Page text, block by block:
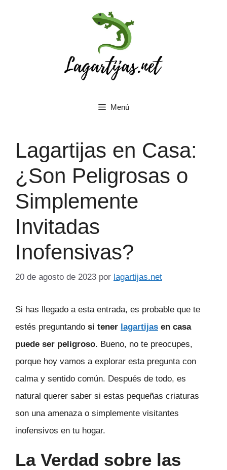
Menú
Lagartijas en Casa:
¿Son Peligrosas o
Simplemente
Invitadas
Inofensivas?
20 de agosto de 2023 por lagartijas.net
Si has llegado a esta entrada, es probable que te
estés preguntando si tener lagartijas en casa
puede ser peligroso. Bueno, no te preocupes,
porque hoy vamos a explorar esta pregunta con
calma y sentido común. Después de todo, es
natural querer saber si estas pequeñas criaturas
son una amenaza o simplemente visitantes
inofensivos en tu hogar.
La Verdad sobre las